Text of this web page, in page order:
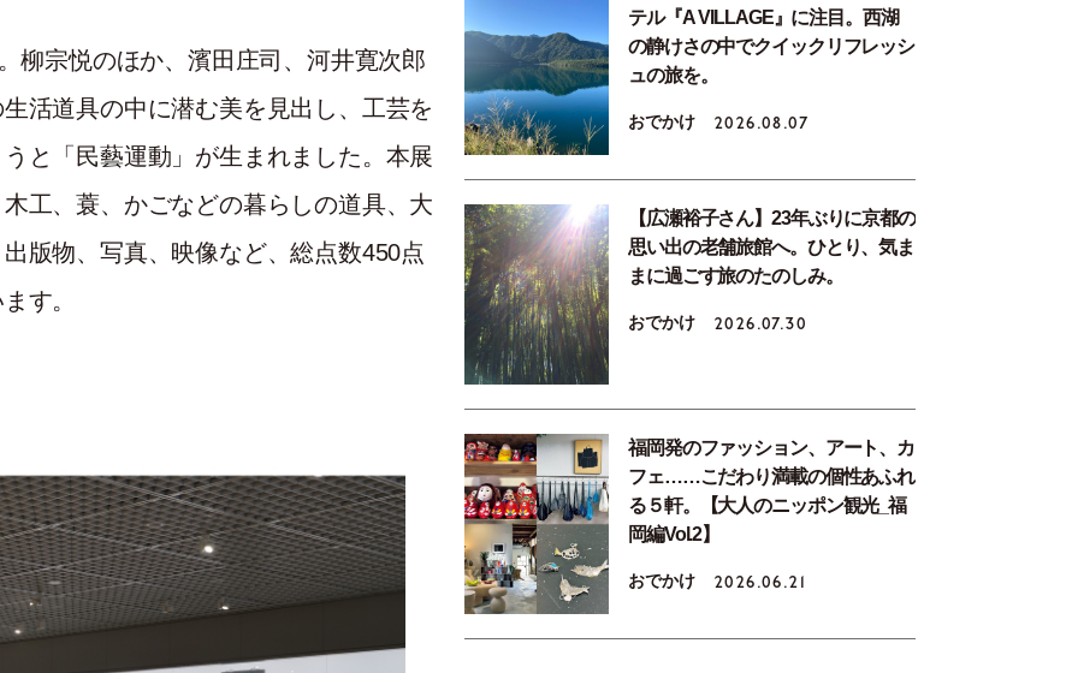
柳宗悦のほか、濱田庄司、河井寛次郎
活道具の中に潜む美を見出し、工芸を
と「民藝運動」が生まれました。本展
工、蓑、かごなどの暮らしの道具、大
版物、写真、映像など、総点数450点
す。
テル『A VILLAGE』に注目。西湖
の静けさの中でクイックリフレッシ
ュの旅を。
おでかけ 2026.08.07
【広瀬裕子さん】23年ぶりに京都の
思い出の老舗旅館へ。ひとり、気ま
まに過ごす旅のたのしみ。
おでかけ 2026.07.30
福岡発のファッション、アート、カ
フェ……こだわり満載の個性あふれ
る５軒。【大人のニッポン観光_福
岡編Vol.2】
おでかけ 2026.06.21